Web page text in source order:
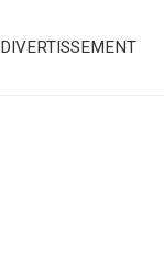
DIVERTISSEMENT